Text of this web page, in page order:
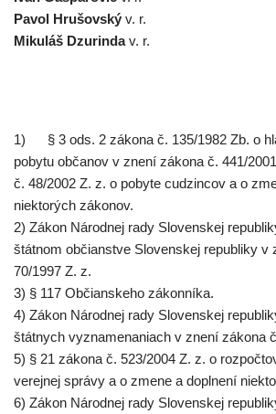
Pavol Hrušovský v. r.
Mikuláš Dzurindav. r.
1) § 3 ods. 2 zákona č. 135/1982 Zb. o
pobytu občanov v znení zákona č. 441/
č. 48/2002 Z. z. o pobyte cudzincov a o
niektorých zákonov.
2) Zákon Národnej rady Slovenskej
štátnom občianstve Slovenskej republiky v
70/1997 Z. z.
3) § 117 Občianskeho zákonníka.
4) Zákon Národnej rady Slovenskej
štátnych vyznamenaniach v znení zákona
5) § 21 zákona č. 523/2004 Z. z. o
verejnej správy a o zmene a doplnení
6) Zákon Národnej rady Slovenskej